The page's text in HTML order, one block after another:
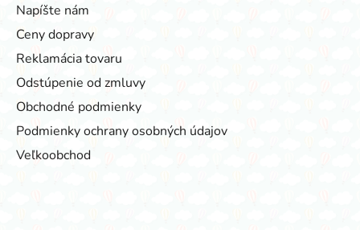
Napíšte nám
Ceny dopravy
Reklamácia tovaru
Odstúpenie od zmluvy
Obchodné podmienky
Podmienky ochrany osobných údajov
Veľkoobchod